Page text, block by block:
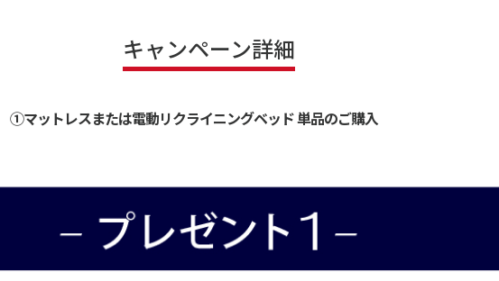
キャンペーン詳細
①マットレスまたは電動リクライニングベッド 単品のご購入